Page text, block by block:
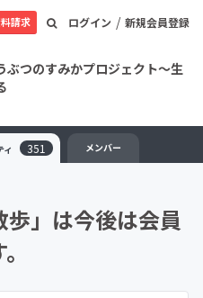
ログイン / 新規会員登録
請求
つのすみかプロジェクト～生
ィ 351 メンバー
歩」は今後は会員